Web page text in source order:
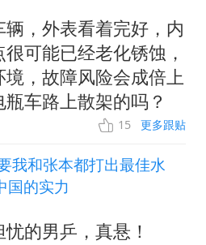
，外表看着完好，内
可能已经老化锈蚀，
，故障风险会成倍上
车路上散架的吗？
15 更多跟贴
我和张本都打出最佳水
国的实力
的男乒，真悬！